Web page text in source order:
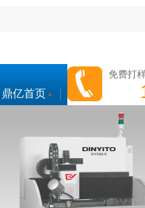
免费打
鼎亿首页 高光机